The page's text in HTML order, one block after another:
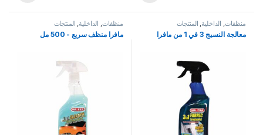
منظفات, الداخلية, المنتجات
معالجة النسيج 3 في 1 من مافرا
منظفات, الداخلية, المنتجات
مافرا منظف سريع - 500 مل